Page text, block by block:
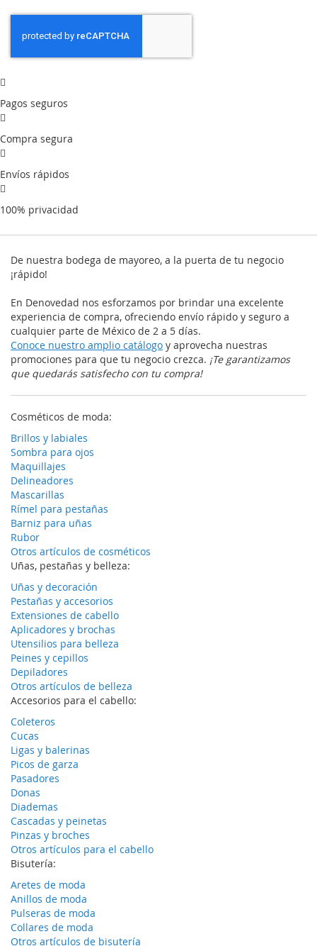
Pagos seguros
Compra segura
Envíos rápidos
100% privacidad
De nuestra bodega de mayoreo, a la puerta de tu negocio
¡rápido!
En Denovedad nos esforzamos por brindar una excelente
experiencia de compra, ofreciendo envío rápido y seguro a
cualquier parte de México de 2 a 5 días.
Conoce nuestro amplio catálogo y aprovecha nuestras
promociones para que tu negocio crezca. ¡Te garantizamos
que quedarás satisfecho con tu compra!
Cosméticos de moda:
Brillos y labiales
Sombra para ojos
Maquillajes
Delineadores
Mascarillas
Rímel para pestañas
Barniz para uñas
Rubor
Otros artículos de cosméticos
Uñas, pestañas y belleza:
Uñas y decoración
Pestañas y accesorios
Extensiones de cabello
Aplicadores y brochas
Utensilios para belleza
Peines y cepillos
Depiladores
Otros artículos de belleza
Accesorios para el cabello:
Coleteros
Cucas
Ligas y balerinas
Picos de garza
Pasadores
Donas
Diademas
Cascadas y peinetas
Pinzas y broches
Otros artículos para el cabello
Bisutería:
Aretes de moda
Anillos de moda
Pulseras de moda
Collares de moda
Otros artículos de bisutería